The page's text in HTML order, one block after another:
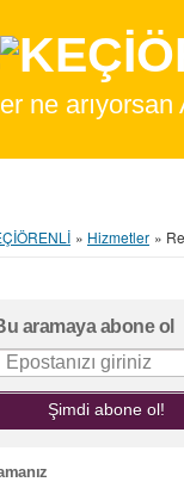
ne arıyorsan
» Hizmetler »
aramaya abone ol
Şimdi abone ol!